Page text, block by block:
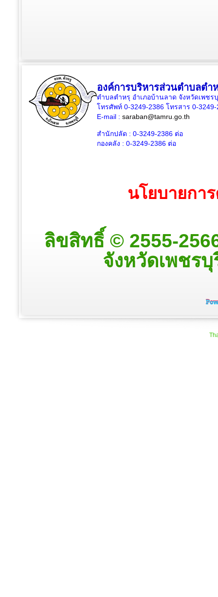
องค์การบริหารส่วนตำบลตำ
ตำบลตำหรุ อำเภอบ้านลาด จังหวัดเพชร
โทรศัพท์ 0-3249-2386 โทรสาร 0-3249-
E-mail : saraban@tamru.go.th
สำนักปลัด : 0-3249-2386 ต่อ
กองคลัง : 0-3249-2386 ต่อ
นโยบายกา
ลิขสิทธิ์ © 2555-
จังหวัดเพชร